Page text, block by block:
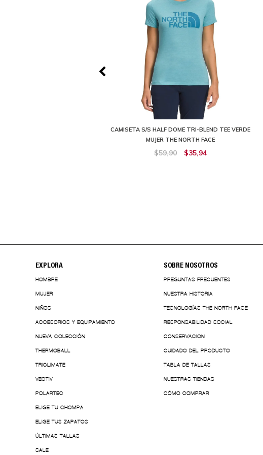
CAMISETA S/S HALF DOME TRI-BLEND TEE VERDE
MUJER THE NORTH FACE
$59,90 $35,94
EXPLORA
HOMBRE
MUJER
NIÑOS
ACCESORIOS Y EQUIPAMIENTO
NUEVA COLECCIÓN
THERMOBALL
TRICLIMATE
VECTIV
POLARTEC
ELIGE TU CHOMPA
ELIGE TUS ZAPATOS
ÚLTIMAS TALLAS
SALE
SOBRE NOSOTROS
PREGUNTAS FRECUENTES
NUESTRA HISTORIA
TECNOLOGÍAS THE NORTH FACE
RESPONSABILIDAD SOCIAL
CONSERVACION
CUIDADO DEL PRODUCTO
TABLA DE TALLAS
NUESTRAS TIENDAS
CÓMO COMPRAR